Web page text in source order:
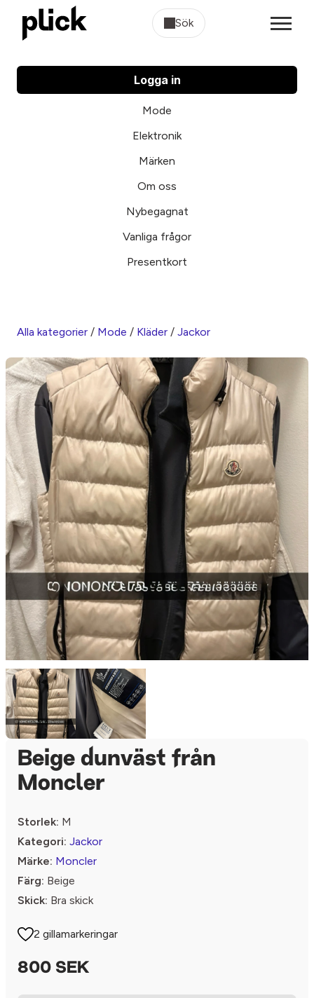
Sök
Logga in
Mode
Elektronik
Märken
Om oss
Nybegagnat
Vanliga frågor
Presentkort
Alla kategorier / Mode / Kläder / Jackor
Beige dunväst från
Moncler
Storlek: M
Kategori: Jackor
Märke: Moncler
Färg: Beige
Skick: Bra skick
2 gillamarkeringar
800 SEK